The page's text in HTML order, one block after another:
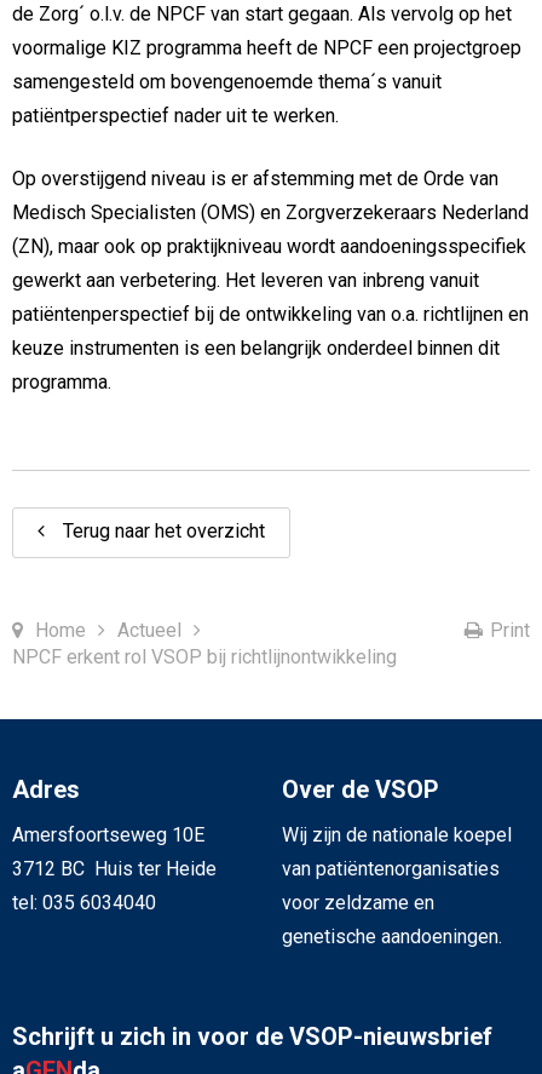
de Zorg´ o.l.v. de NPCF van start gegaan. Als vervolg op het
voormalige KIZ programma heeft de NPCF een projectgroep
samengesteld om bovengenoemde thema´s vanuit
patiëntperspectief nader uit te werken.
Op overstijgend niveau is er afstemming met de Orde van
Medisch Specialisten (OMS) en Zorgverzekeraars Nederland
(ZN), maar ook op praktijkniveau wordt aandoeningsspecifiek
gewerkt aan verbetering. Het leveren van inbreng vanuit
patiëntenperspectief bij de ontwikkeling van o.a. richtlijnen en
keuze instrumenten is een belangrijk onderdeel binnen dit
programma.
Terug naar het overzicht
Home
Actueel
NPCF erkent rol VSOP bij richtlijnontwikkeling
Print
Adres
Amersfoortseweg 10E
3712 BC Huis ter Heide
tel: 035 6034040
Over de VSOP
Wij zijn de nationale koepel
van patiëntenorganisaties
voor zeldzame en
genetische aandoeningen.
Schrijft u zich in voor de VSOP-nieuwsbrief